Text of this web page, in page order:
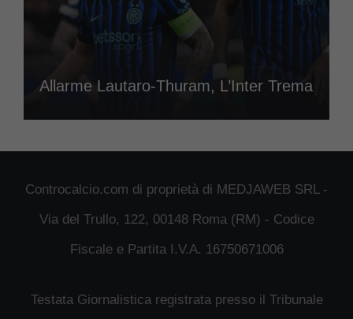
Allarme Lautaro-Thuram, L’Inter Trema
Controcalcio.com di proprietà di MEDJAWEB SRL -
Via del Trullo, 122, 00148 Roma (RM) - Codice
Fiscale e Partita I.V.A. 16750671006
Testata Giornalistica registrata presso il Tribunale